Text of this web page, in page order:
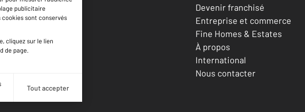
Location
Devenir franchisé
Entreprise et commerce
Fine Homes & Estates
À propos
International
Nous contacter